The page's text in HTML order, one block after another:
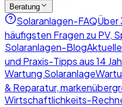
Beratung
Solaranlagen-FAQÜber
häufigsten Fragen zu PV,
Solaranlagen-Blog
und Praxis-Tipps aus 14
Wartung Solaranlage
& Reparatur,
Wirtschaftlichkeits-